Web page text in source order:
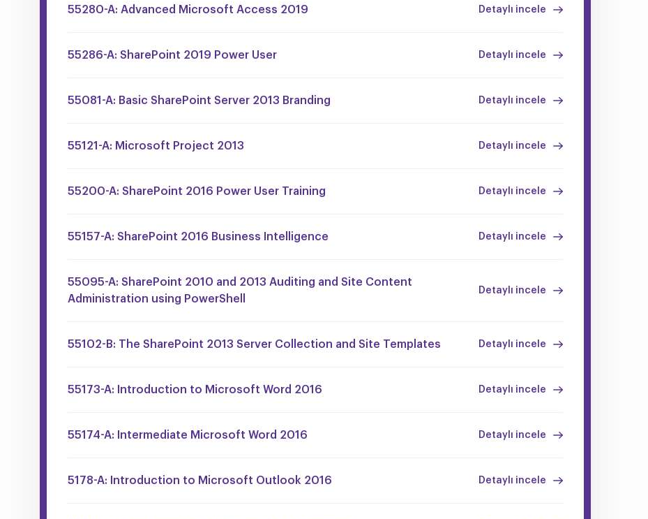
55280-A: Advanced Microsoft Access 2019 Detaylı incele
55286-A: SharePoint 2019 Power User Detaylı incele
55081-A: Basic SharePoint Server 2013 Branding Detaylı incele
55121-A: Microsoft Project 2013 Detaylı incele
55200-A: SharePoint 2016 Power User Training Detaylı incele
55157-A: SharePoint 2016 Business Intelligence Detaylı incele
55095-A: SharePoint 2010 and 2013 Auditing and Site Content
Administration using PowerShell
Detaylı incele
55102-B: The SharePoint 2013 Server Collection and Site Templates Detaylı incele
55173-A: Introduction to Microsoft Word 2016 Detaylı incele
55174-A: Intermediate Microsoft Word 2016 Detaylı incele
5178-A: Introduction to Microsoft Outlook 2016 Detaylı incele